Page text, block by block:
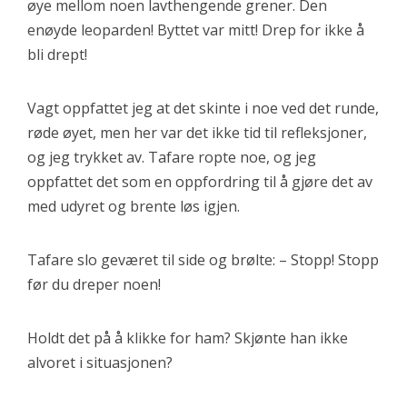
øye mellom noen lavthengende grener. Den
enøyde leoparden! Byttet var mitt! Drep for ikke å
bli drept!
Vagt oppfattet jeg at det skinte i noe ved det runde,
røde øyet, men her var det ikke tid til refleksjoner,
og jeg trykket av. Tafare ropte noe, og jeg
oppfattet det som en oppfordring til å gjøre det av
med udyret og brente løs igjen.
Tafare slo geværet til side og brølte: – Stopp! Stopp
før du dreper noen!
Holdt det på å klikke for ham? Skjønte han ikke
alvoret i situasjonen?